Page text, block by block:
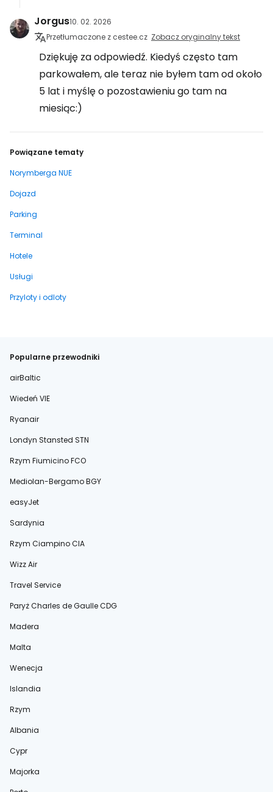
Jorgus10. 02. 2026
Przetłumaczone z cestee.cz Zobacz oryginalny tekst
Dziękuję za odpowiedź. Kiedyś często tam
parkowałem, ale teraz nie byłem tam od około
5 lat i myślę o pozostawieniu go tam na
miesiąc:)
Powiązane tematy
Norymberga NUE
Dojazd
Parking
Terminal
Hotele
Usługi
Przyloty i odloty
Popularne przewodniki
airBaltic
Wiedeń VIE
Ryanair
Londyn Stansted STN
Rzym Fiumicino FCO
Mediolan-Bergamo BGY
easyJet
Sardynia
Rzym Ciampino CIA
Wizz Air
Travel Service
Paryż Charles de Gaulle CDG
Madera
Malta
Wenecja
Islandia
Rzym
Albania
Cypr
Majorka